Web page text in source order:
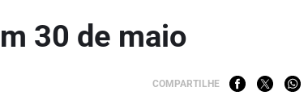
30 de maio
COMPARTILHE